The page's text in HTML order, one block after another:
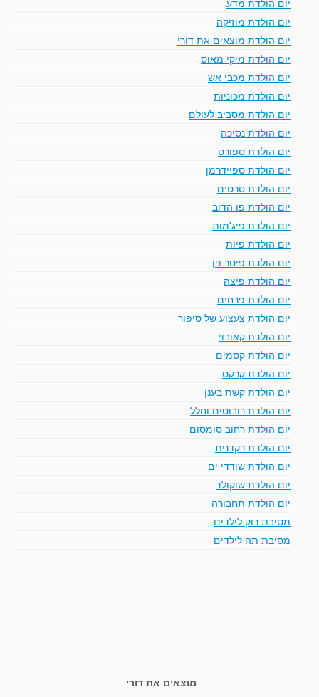
יום הולדת מוזיקה
יום הולדת מוצאים את דורי
יום הולדת מיקי מאוס
יום הולדת מכבי אש
יום הולדת מכוניות
יום הולדת מסביב לעולם
יום הולדת נסיכה
יום הולדת ספורט
יום הולדת ספיידרמן
יום הולדת סרטים
יום הולדת פו הדוב
יום הולדת פיג'מות
יום הולדת פיות
יום הולדת פיטר פן
יום הולדת פיצה
יום הולדת פרחים
יום הולדת צעצוע של סיפור
יום הולדת קאובוי
יום הולדת קסמים
יום הולדת קרקס
יום הולדת קשת בענן
יום הולדת רובוטים וחלל
יום הולדת רחוב סומסום
יום הולדת רקדנית
יום הולדת שודדי ים
יום הולדת שוקולד
יום הולדת תחבורה
מסיבת רוק לילדים
מסיבת תה לילדים
מוצאים את דורי